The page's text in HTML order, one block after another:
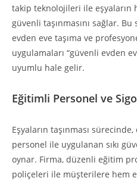
takip teknolojileri ile eşyaların
güvenli taşınmasını sağlar.
evden eve taşıma ve
uygulamaları “güvenli evden
uyumlu hale gelir.
Eğitimli Personel ve
Eşyaların taşınması
personel ile uygulanan sıkı
oynar. Firma, düzenli eğitim
poliçeleri ile müşterilere hem